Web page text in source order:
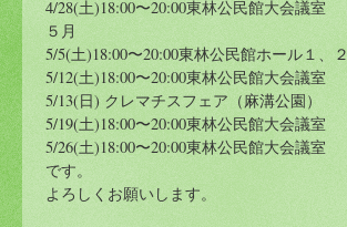
4/28(土)18:00〜20:00東林公民館大会議室
５月
5/5(土)18:00〜20:00東林公民館ホール１、２
5/12(土)18:00〜20:00東林公民館大会議室
5/13(日) クレマチスフェア（麻溝公園）
5/19(土)18:00〜20:00東林公民館大会議室
5/26(土)18:00〜20:00東林公民館大会議室
です。
よろしくお願いします。